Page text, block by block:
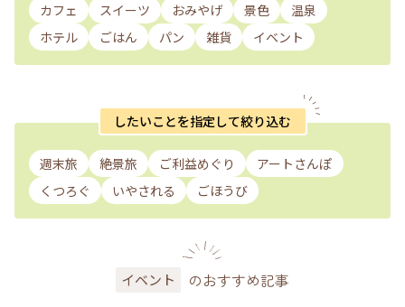
カフェ スイーツ おみやげ 景色
温泉
ホテル
ごはん パン 雑貨 イベント
したいことを指定して絞り込む
週末旅 絶景旅 ご利益めぐり
アートさんぽ
くつろぐ
いやされる ごほうび
イベント のおすすめ記事